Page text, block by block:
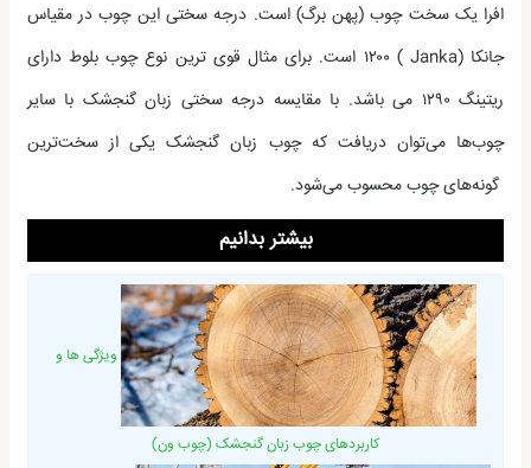
افرا یک سخت چوب (پهن برگ) است. درجه سختی این چوب در مقیاس
جانکا (Janka ) ۱۲۰۰ است. برای مثال قوی ترین نوع چوب بلوط دارای
ریتینگ ۱۲۹۰ می باشد. با مقایسه درجه سختی زبان گنجشک با سایر
چوب‌ها می‌توان دریافت که چوب زبان گنجشک یکی از سخت‌ترین
گونه‌های چوب محسوب می‌شود.
بیشتر بدانیم
ویژگی ها و
کاربردهای چوب زبان گنجشک (چوب ون)